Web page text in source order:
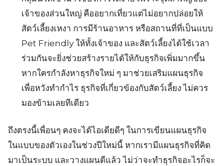
เจ้าของส่วนใหญ่ คืออยากเที่ยวแต่ไม่อยากปล่อยให้
สัตว์เลี้ยงเหงา การมีร้านอาหาร หรือสถานที่ที่เป็นแบบ
Pet Friendly ให้ทั้งเจ้าของ และสัตว์เลี้ยงได้ใช้เวลา
ร่วมกันจะยิ่งช่วยสร้างรายได้ให้กับธุรกิจเพิ่มมากขึ้น
หากใครกำลังหาธุรกิจใหม่ ๆ มาช่วยเสริมแผนธุรกิจ
เพื่อหวังทำกำไร ธุรกิจที่เกี่ยวข้องกับสัตว์เลี้ยง ไม่ควร
มองข้ามเลยทีเดียว
ถึงตรงนี้เพื่อนๆ คงจะได้ไอเดียดีๆ ในการเขียนแผนธุรกิจ
ในแบบของตัวเองในช่วงปีใหม่นี้ หากเรามีแผนธุรกิจที่คิด
มาเป็นระบบ และวางแผนดีแล้ว ไม่ว่าจะทำธุรกิจอะไรก็จะ